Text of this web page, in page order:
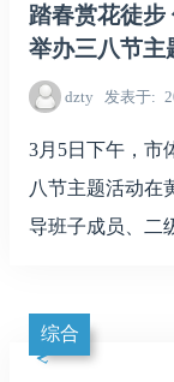
踏春赏花徒步
举办三八节主
dzty 发表于
3月5日下午，市
八节主题活动在
导班子成员、二
综合